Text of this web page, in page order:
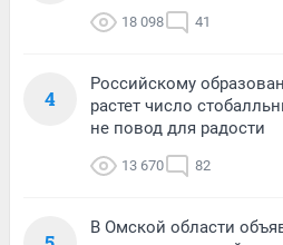
18 098 41
4
Российскому
растет число
не повод для радости
13 670 82
В Омской области